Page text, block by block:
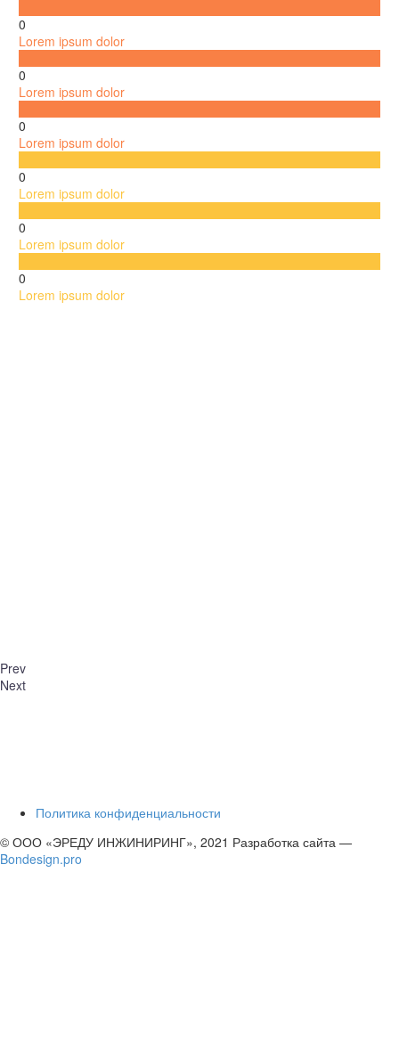
0
Lorem ipsum dolor
0
Lorem ipsum dolor
0
Lorem ipsum dolor
0
Lorem ipsum dolor
0
Lorem ipsum dolor
0
Lorem ipsum dolor
Prev
Next
Политика конфиденциальности
© ООО «ЭРЕДУ ИНЖИНИРИНГ», 2021 Разработка сайта —
Bondesign.pro